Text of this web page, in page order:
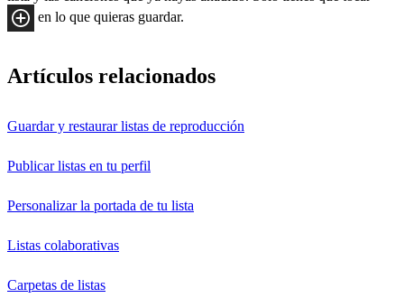
en lo que quieras guardar.
Artículos relacionados
Guardar y restaurar listas de reproducción
Publicar listas en tu perfil
Personalizar la portada de tu lista
Listas colaborativas
Carpetas de listas